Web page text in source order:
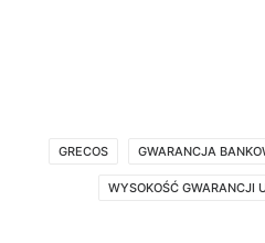
GRECOS GWARANCJA
WYSOKOŚĆ GWARANCJI